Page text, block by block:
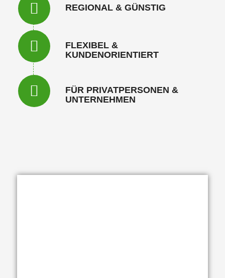
REGIONAL & GÜNSTIG
FLEXIBEL &
KUNDENORIENTIERT
FÜR PRIVATPERSONEN &
UNTERNEHMEN